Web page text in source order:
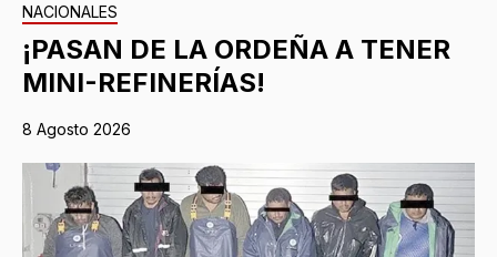
NACIONALES
¡PASAN DE LA ORDEÑA A TENER
MINI-REFINERÍAS!
8 Agosto 2026